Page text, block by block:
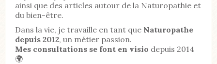
ainsi que des articles autour de la Naturopathie et
du bien-être.
Dans la vie, je travaille en tant que Naturopathe
depuis 2012, un métier passion.
Mes consultations se font en visio depuis 2014
🌍